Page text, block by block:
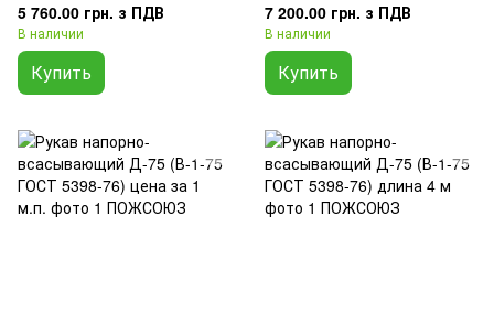
5 760.00 грн. з ПДВ
В наличии
Купить
7 200.00 грн. з ПДВ
В наличии
Купить